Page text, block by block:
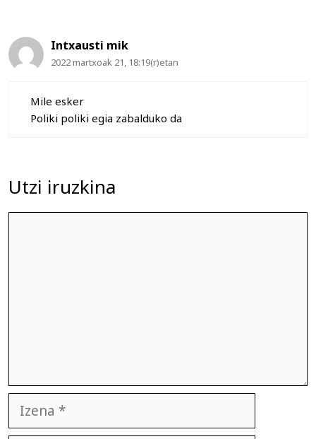
Intxausti mik
2022 martxoak 21, 18:19(r)etan
Mile esker
Poliki poliki egia zabalduko da
Utzi iruzkina